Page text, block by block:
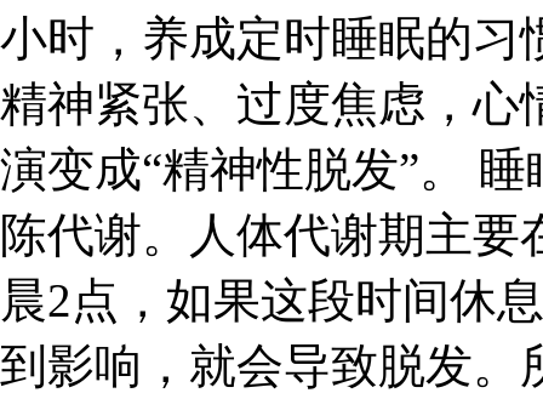
小时，养成定时睡眠的习
精神紧张、过度焦虑，心
演变成“精神性脱发”。
陈代谢。人体代谢期主
晨2点，如果这段时间休
到影响，就会导致脱发。